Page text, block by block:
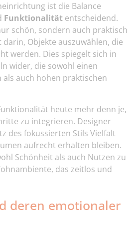
ist die Balance
Funktionalität entscheidend.
schön, sondern auch praktisch
Objekte auszuwählen, die
werden. Dies spiegelt sich in
wider, die sowohl einen
auch hohen praktischen
heute mehr denn je,
zu integrieren. Designer
des fokussierten Stils Vielfalt
aufrecht erhalten bleiben.
Schönheit als auch Nutzen zu
das zeitlos und
deren emotionaler